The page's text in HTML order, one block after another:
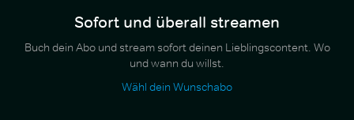
Sofort und überall streamen
Buch dein Abo und stream sofort deinen Lieblingscontent. Wo
und wann du willst.
Wähl dein Wunschabo